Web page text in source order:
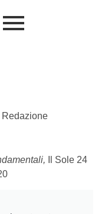
Redazione
Il Sole 24